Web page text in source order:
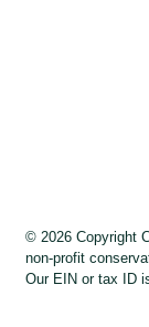
© 2026 Copyright
non-profit
Our EIN or tax ID